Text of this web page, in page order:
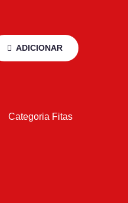
ADICIONAR
Categoria Fitas